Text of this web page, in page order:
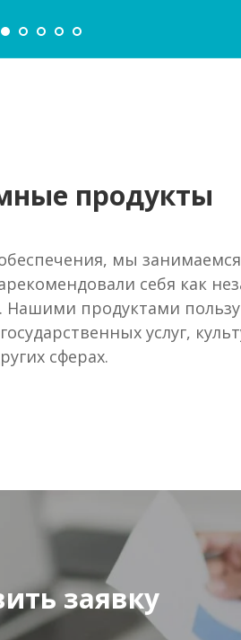
продукты
мы
себя как
продуктами
услуг,
сферах.
заявку